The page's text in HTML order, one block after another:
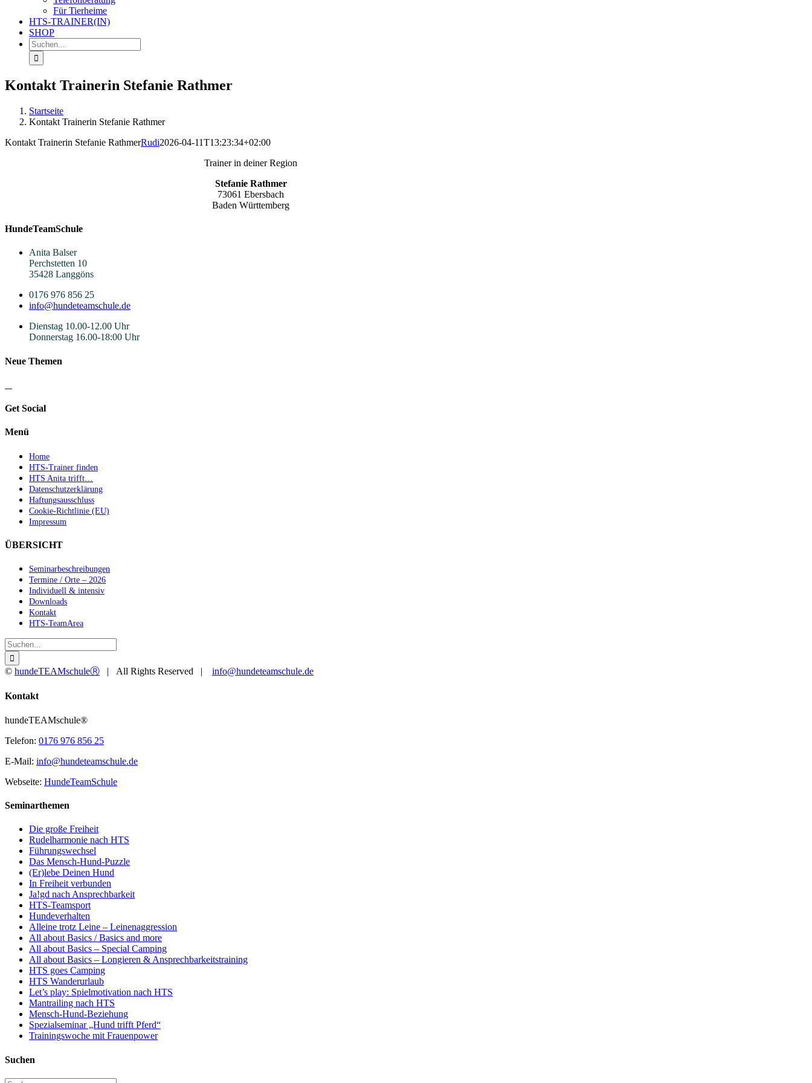
Für Tierheime
HTS-TRAINER(IN)
SHOP
Suche
nach:
Kontakt Trainerin Stefanie Rathmer
Startseite
Kontakt Trainerin Stefanie Rathmer
Kontakt Trainerin Stefanie RathmerRudi2026-04-11T13:23:34+02:00
Trainer in deiner Region
Stefanie Rathmer
73061 Ebersbach
Baden Württemberg
HundeTeamSchule
Anita Balser
Perchstetten 10
35428 Langgöns
0176 976 856 25
info@hundeteamschule.de
Dienstag 10.00-12.00 Uhr
Donnerstag 16.00-18:00 Uhr
Neue Themen
Get Social
Menü
Home
HTS-Trainer finden
HTS Anita trifft…
Datenschutzerklärung
Haftungsausschluss
Cookie-Richtlinie (EU)
Impressum
ÜBERSICHT
Seminarbeschreibungen
Termine / Orte – 2026
Individuell & intensiv
Downloads
Kontakt
HTS-TeamArea
Suche
nach:
© hundeTEAMschuleⓇ | All Rights Reserved | info@hundeteamschule.de
Toggle
Bar
Kontakt
hundeTEAMschule®
Telefon: 0176 976 856 25
E-Mail: info@hundeteamschule.de
Webseite: HundeTeamSchule
Seminarthemen
Die große Freiheit
Rudelharmonie nach HTS
Führungswechsel
Das Mensch-Hund-Puzzle
(Er)lebe Deinen Hund
In Freiheit verbunden
Ja!gd nach Ansprechbarkeit
HTS-Teamsport
Hundeverhalten
Alleine trotz Leine – Leinenaggression
All about Basics / Basics and more
All about Basics – Special Camping
All about Basics – Longieren & Ansprechbarkeitstraining
HTS goes Camping
HTS Wanderurlaub
Let’s play: Spielmotivation nach HTS
Mantrailing nach HTS
Mensch-Hund-Beziehung
Spezialseminar „Hund trifft Pferd“
Trainingswoche mit Frauenpower
Suchen